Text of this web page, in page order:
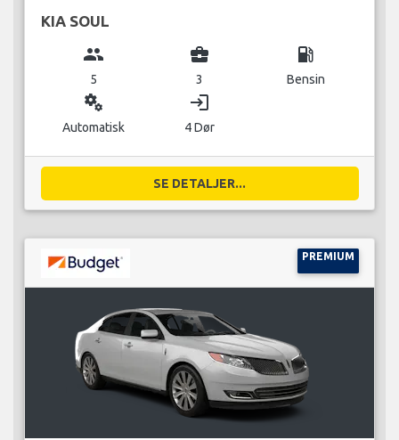
KIA SOUL
group
5
business_center
3
local_gas_station
Bensin
miscellaneous_services
Automatisk
login
4 Dør
SE DETALJER...
PREMIUM